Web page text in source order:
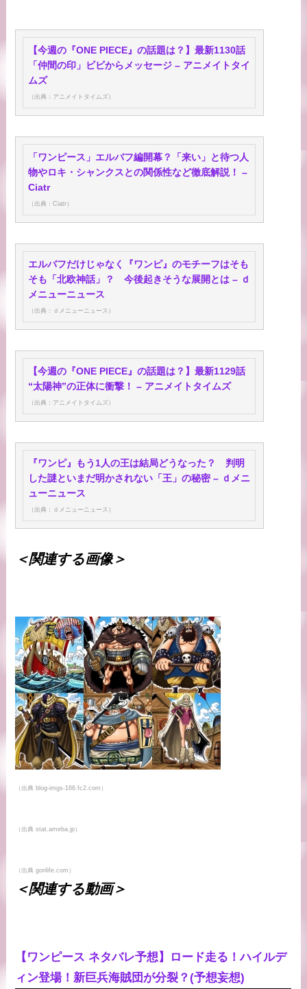
【今週の『ONE PIECE』の話題は？】最新1130話
「仲間の印」ビビからメッセージ – アニメイトタイ
ムズ
（出典：アニメイトタイムズ）
「ワンピース」エルバフ編開幕？「来い」と待つ人
物やロキ・シャンクスとの関係性など徹底解説！ –
Ciatr
（出典：Ciatr）
エルバフだけじゃなく『ワンピ』のモチーフはそも
そも「北欧神話」？ 今後起きそうな展開とは – ｄ
メニューニュース
（出典：ｄメニューニュース）
【今週の『ONE PIECE』の話題は？】最新1129話
“太陽神”の正体に衝撃！ – アニメイトタイムズ
（出典：アニメイトタイムズ）
『ワンピ』もう1人の王は結局どうなった？ 判明
した謎といまだ明かされない「王」の秘密 – ｄメニ
ューニュース
（出典：ｄメニューニュース）
＜関連する画像＞
（出典 blog-imgs-166.fc2.com）